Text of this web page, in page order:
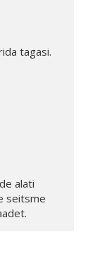
tagasi.
alati
seitsme